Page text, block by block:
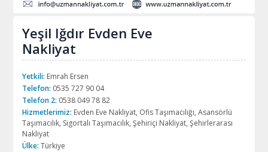
Yeşil Iğdır Evden Eve
Nakliyat
Yetkili: Emrah Ersen
Telefon: 0535 727 90 04
Telefon 2: 0538 049 78 82
Hizmetlerimiz: Evden Eve Nakliyat, Ofis Taşımacılığı, Asansörlü
Taşımacılık, Sigortalı Taşımacılık, Şehiriçi Nakliyat, Şehirlerarası
Nakliyat
Ülke: Türkiye